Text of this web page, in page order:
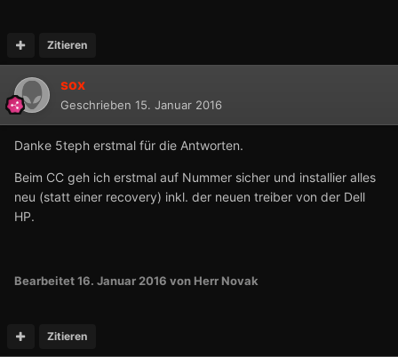
Zitieren
sox
Geschrieben 15. Januar 2016
Danke 5teph erstmal für die Antworten.
Beim CC geh ich erstmal auf Nummer sicher und installier alles
neu (statt einer recovery) inkl. der neuen treiber von der Dell
HP.
Bearbeitet16. Januar 2016 von Herr Novak
Zitieren